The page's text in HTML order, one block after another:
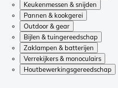
Keukenmessen & snijden
Pannen & kookgerei
Outdoor & gear
Bijlen & tuingereedschap
Zaklampen & batterijen
Verrekijkers & monoculairs
Houtbewerkingsgereedschap